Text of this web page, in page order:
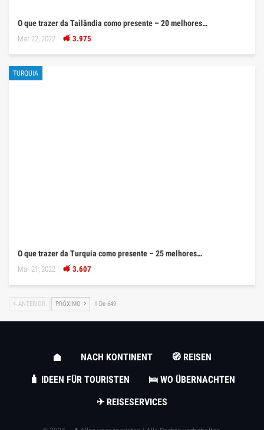
O que trazer da Tailândia como presente – 20 melhores…
Mar 22, 2022 3.975
TURQUIA
O que trazer da Turquia como presente – 25 melhores…
Mar 21, 2022 3.607
ANTERIOR PRÓXIMO 1 De 649
NACH KONTINENT
🧭 REISEN
🧳 IDEEN FÜR TOURISTEN
🛌 WO ÜBERNACHTEN
✈ REISESERVICES